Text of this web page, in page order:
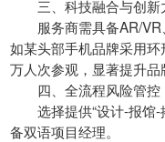
三、科技融合与创新
服务商需具备AR/VR
如某头部手机品牌采用
万人次参观，显著提升品
四、全流程风险管控
选择提供“设计-报馆-
备双语项目经理。